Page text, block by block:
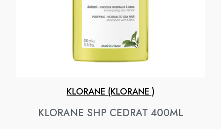
KLORANE (KLORANE )
KLORANE SHP CEDRAT 400ML